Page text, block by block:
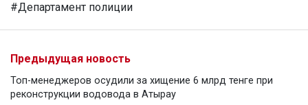
#Департамент полиции
Предыдущая новость
Топ-менеджеров осудили за хищение 6 млрд тенге при
реконструкции водовода в Атырау